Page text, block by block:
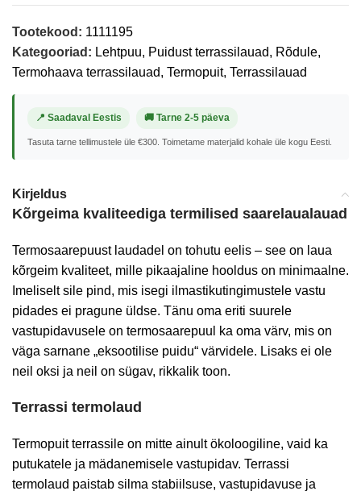
Tootekood: 1111195
Kategooriad: Lehtpuu, Puidust terrassilauad, Rõdule,
Termohaava terrassilauad, Termopuit, Terrassilauad
📍 Saadaval Eestis 🚚 Tarne 2-5 päeva
Tasuta tarne tellimustele üle €300. Toimetame materjalid kohale üle kogu Eesti.
Kirjeldus
Kõrgeima kvaliteediga termilised saarelaualauad
Termosaarepuust laudadel on tohutu eelis – see on laua
kõrgeim kvaliteet, mille pikaajaline hooldus on minimaalne.
Imeliselt sile pind, mis isegi ilmastikutingimustele vastu
pidades ei pragune üldse. Tänu oma eriti suurele
vastupidavusele on termosaarepuul ka oma värv, mis on
väga sarnane „eksootilise puidu“ värvidele. Lisaks ei ole
neil oksi ja neil on sügav, rikkalik toon.
Terrassi termolaud
Termopuit terrassile on mitte ainult ökoloogiline, vaid ka
putukatele ja mädanemisele vastupidav. Terrassi
termolaud paistab silma stabiilsuse, vastupidavuse ja